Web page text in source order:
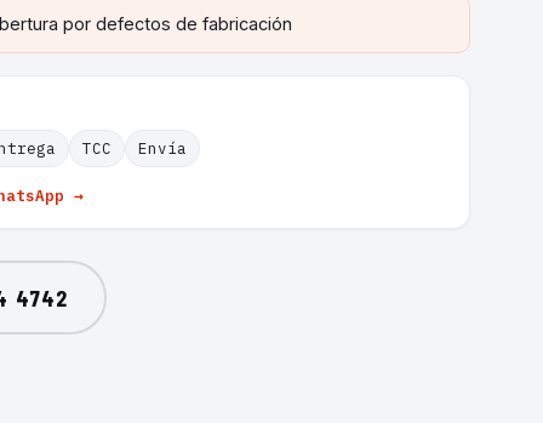
por defectos de fabricación
TCC Envía
→
4742